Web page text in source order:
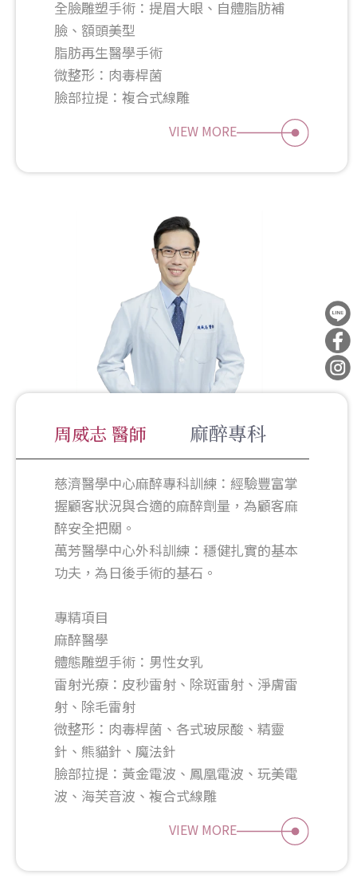
全臉雕塑手術：提眉大眼、自體脂肪補
臉、額頭美型
脂肪再生醫學手術
微整形：肉毒桿菌
VIEW MORE
周威志 醫師 麻醉專科
慈濟醫學中心麻醉專科訓練：經驗豐富掌
握顧客狀況與合適的麻醉劑量，為顧客麻
醉安全把關。
萬芳醫學中心外科訓練：穩健扎實的基本
功夫，為日後手術的基石。
專精項目
麻醉醫學
體態雕塑手術：男性女乳
雷射光療：皮秒雷射、除斑雷射、淨膚雷
射、除毛雷射
微整形：肉毒桿菌、各式玻尿酸、精靈
針、熊貓針、魔法針
臉部拉提：黃金電波、鳳凰電波、玩美電
波、海芙音波、複合式線雕
VIEW MORE